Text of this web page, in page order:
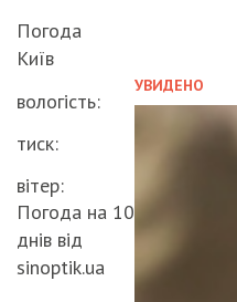
УВИДЕНО
Погода
Київ
вологість:
тиск:
вітер:
Погода на 10
днів від
sinoptik.ua